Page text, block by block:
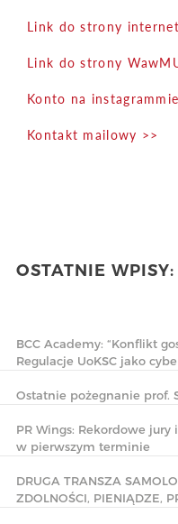
OSTATNIE WPISY:
BCC Academy: “Konflikt
Regulacje UoKSC jako
Ostatnie pożegnanie prof.
PR Wings: Rekordowe
w pierwszym terminie
DRUGA TRANSZA
ZDOLNOŚCI, PIENIĄDZE,
Link do strony
Link do strony
Konto na
Kontakt mailowy >>